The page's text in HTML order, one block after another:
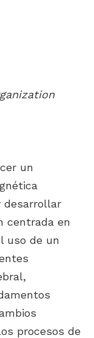
un
desarrollar
centrada en
uso de un
procesos de